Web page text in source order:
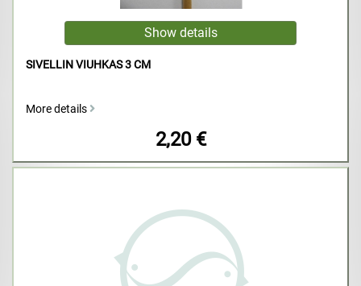
SIVELLIN VIUHKAS 3 CM
More details
2,20 €